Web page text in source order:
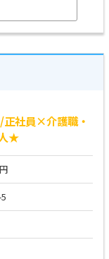
正社員×介護職・
★